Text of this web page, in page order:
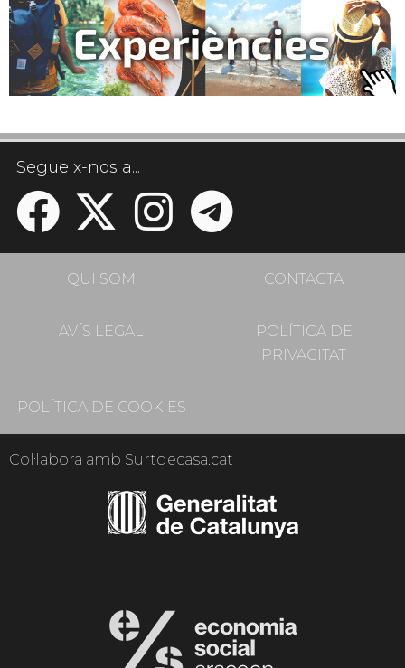
Segueix-nos a...
QUI SOM CONTACTA
AVÍS LEGAL
POLÍTICA DE
PRIVACITAT
POLÍTICA DE COOKIES
Col·labora amb Surtdecasa.cat